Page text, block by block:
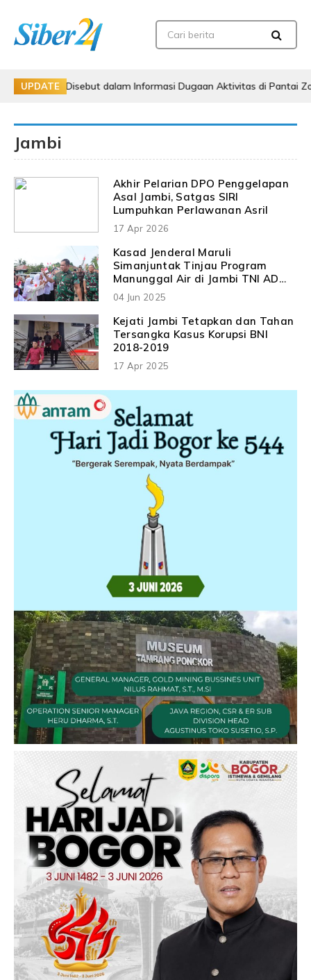
UPDATE
dalam Informasi Dugaan Aktivitas di Pantai Zore, Bea Cukai
Jambi
Akhir Pelarian DPO Penggelapan
Asal Jambi, Satgas SIRI
Lumpuhkan Perlawanan Asril
17 Apr 2026
Kasad Jenderal Maruli
Simanjuntak Tinjau Program
Manunggal Air di Jambi TNI AD
Hadir untuk Rakyat, Pastikan
Akses Air Bersih Hingga Pelosok
Negeri
04 Jun 2025
Kejati Jambi Tetapkan dan Tahan
Tersangka Kasus Korupsi BNI
2018-2019
17 Apr 2025